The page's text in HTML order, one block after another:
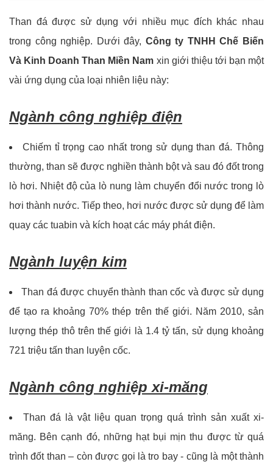
Than đá được sử dụng với nhiều mục đích khác nhau
trong công nghiệp. Dưới đây, Công ty TNHH Chế Biến
Và Kinh Doanh Than Miền Nam xin giới thiệu tới bạn một
vài ứng dụng của loại nhiên liệu này:
Ngành công nghiệp điện
Chiếm tỉ trọng cao nhất trong sử dụng than đá. Thông
thường, than sẽ được nghiền thành bột và sau đó đốt trong
lò hơi. Nhiệt độ của lò nung làm chuyển đổi nước trong lò
hơi thành nước. Tiếp theo, hơi nước được sử dụng để làm
quay các tuabin và kích hoạt các máy phát điện.
Ngành luyện kim
Than đá được chuyển thành than cốc và được sử dụng
để tạo ra khoảng 70% thép trên thế giới. Năm 2010, sản
lượng thép thô trên thế giới là 1.4 tỷ tấn, sử dụng khoảng
721 triệu tấn than luyện cốc.
Ngành công nghiệp xi-măng
Than đá là vật liệu quan trọng quá trình sản xuất xi-
măng. Bên cạnh đó, những hạt bụi mịn thu được từ quá
trình đốt than – còn được gọi là tro bay - cũng là một thành